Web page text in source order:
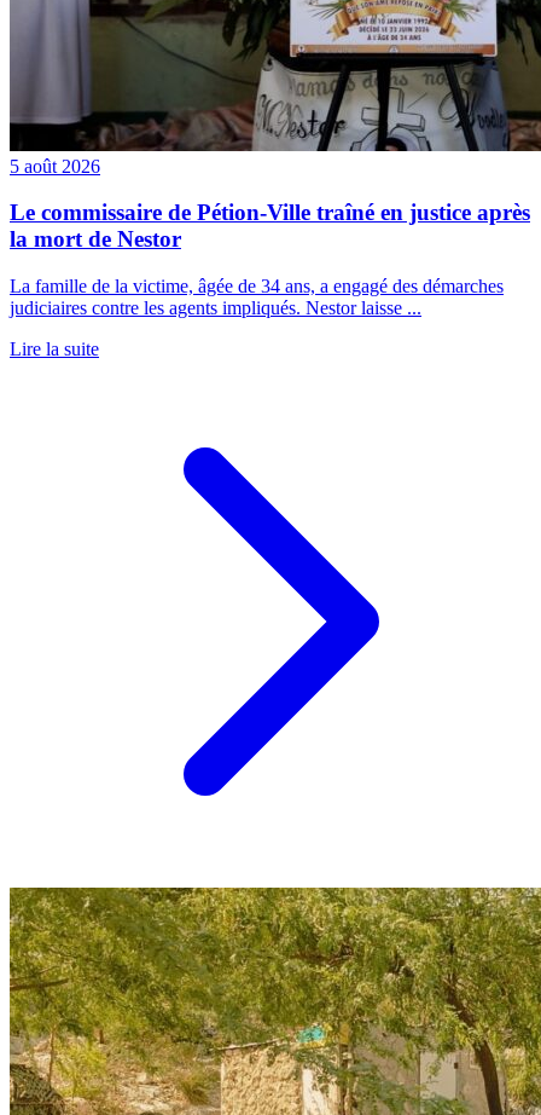
5 août 2026
Le commissaire de Pétion-Ville traîné en justice après
la mort de Nestor
La famille de la victime, âgée de 34 ans, a engagé des démarches
judiciaires contre les agents impliqués. Nestor laisse ...
Lire la suite